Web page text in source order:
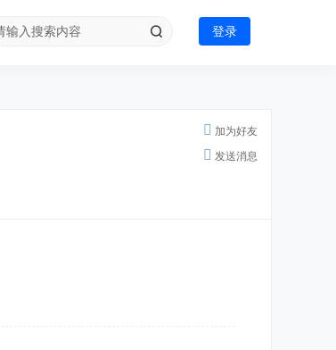
登录
加为好友
发送消息